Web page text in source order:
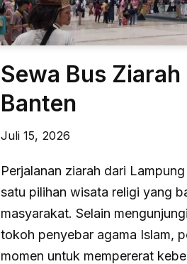
Sewa Bus
Banten
Juli 15, 2026
Perjalanan ziarah dari
satu pilihan wisata religi yang
masyarakat. Selain
tokoh penyebar agama Islam,
momen untuk mempererat